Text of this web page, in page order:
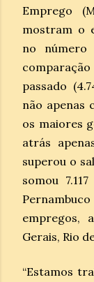
Emprego
mostram o
no número
passado
não apenas
os maiores
atrás
superou o
somou
empregos,
Gerais, Rio
“Estamos